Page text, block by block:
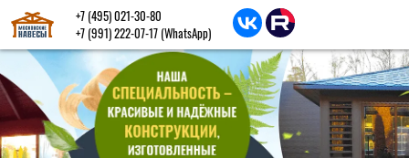
+7 (495) 021-30-80
+7 (991) 222-07-17 (WhatsApp)